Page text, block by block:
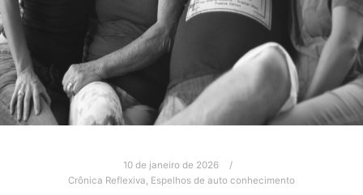
10 de janeiro de 2026
Crônica Reflexiva, Espelhos de auto conhecimento